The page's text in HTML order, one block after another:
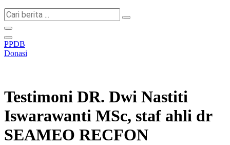
Cari
berita
...
PPDB
Donasi
Testimoni DR. Dwi Nastiti
Iswarawanti MSc, staf ahli dr
SEAMEO RECFON